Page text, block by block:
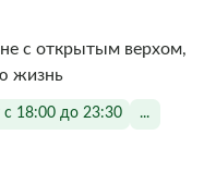
с открытым верхом,
жизнь
с 18:00 до 23:30 ...